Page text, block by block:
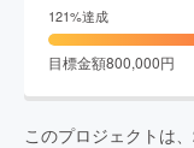
121%達成
目標金額800,000円
このプロジェクトは、